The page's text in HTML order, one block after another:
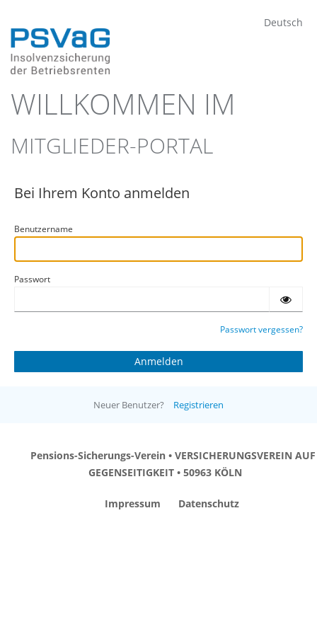
WILLKOMMEN IM
MITGLIEDER-PORTAL
Deutsch
Bei Ihrem Konto anmelden
Benutzername
Passwort
Passwort vergessen?
Neuer Benutzer? Registrieren
Pensions-Sicherungs-Verein • VERSICHERUNGSVEREIN AUF
GEGENSEITIGKEIT • 50963 KÖLN
Impressum Datenschutz